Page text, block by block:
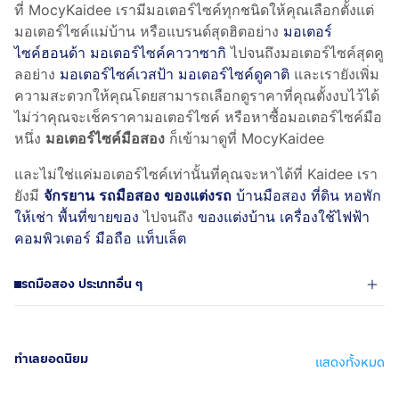
ที่ MocyKaidee เรามีมอเตอร์ไซค์ทุกชนิดให้คุณเลือกตั้งแต่
มอเตอร์ไซค์แม่บ้าน หรือแบรนด์สุดฮิตอย่าง มอเตอร์
ไซค์ฮอนด้า มอเตอร์ไซค์คาวาซากิ ไปจนถึงมอเตอร์ไซค์สุดคู
ลอย่าง มอเตอร์ไซค์เวสป้า มอเตอร์ไซค์ดูคาติ และเรายังเพิ่ม
ความสะดวกให้คุณโดยสามารถเลือกดูราคาที่คุณตั้งงบไว้ได้
ไม่ว่าคุณจะเช็คราคามอเตอร์ไซค์ หรือหาซื้อมอเตอร์ไซค์มือ
หนึ่ง มอเตอร์ไซค์มือสอง ก็เข้ามาดูที่ MocyKaidee
และไม่ใช่แค่มอเตอร์ไซค์เท่านั้นที่คุณจะหาได้ที่ Kaidee เรา
ยังมี จักรยาน รถมือสอง ของแต่งรถ บ้านมือสอง ที่ดิน หอพัก
ให้เช่า พื้นที่ขายของ ไปจนถึง ของแต่งบ้าน เครื่องใช้ไฟฟ้า
คอมพิวเตอร์ มือถือ แท็บเล็ต
รถมือสอง ประเภทอื่น ๆ
ทำเลยอดนิยม แสดงทั้งหมด